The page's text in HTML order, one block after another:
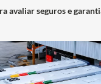
avaliar seguros e